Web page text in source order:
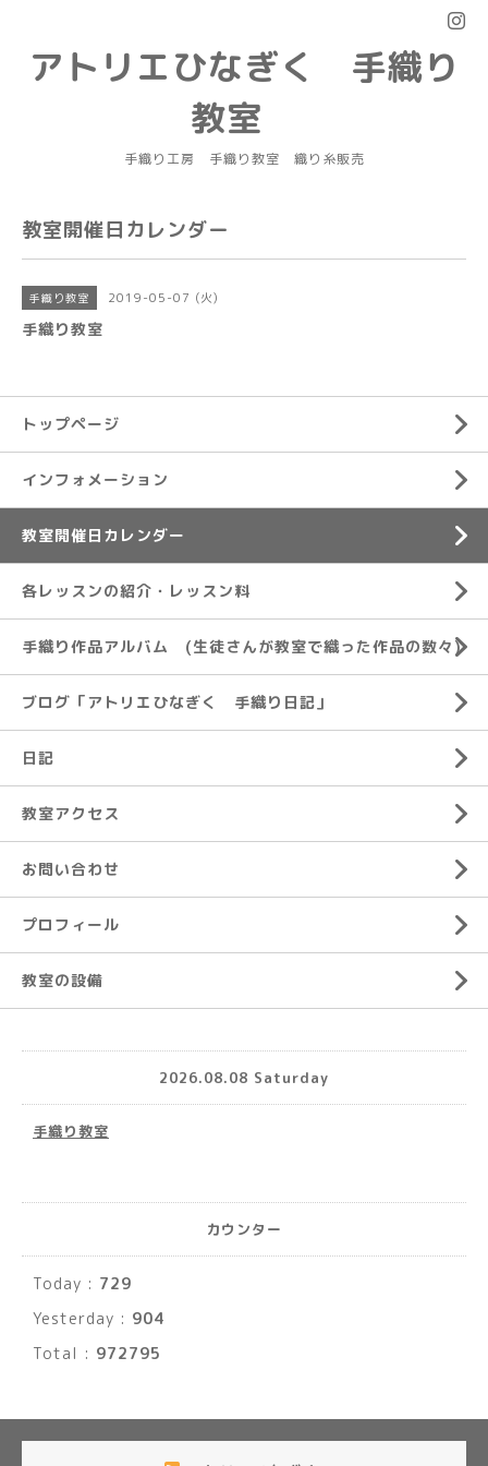
アトリエひなぎく 手織り
教室
手織り工房 手織り教室 織り糸販売
教室開催日カレンダー
手織り教室 2019-05-07 (火)
手織り教室
トップページ
インフォメーション
教室開催日カレンダー
各レッスンの紹介・レッスン料
手織り作品アルバム (生徒さんが教室で織った作品の数々)
ブログ「アトリエひなぎく 手織り日記」
日記
教室アクセス
お問い合わせ
プロフィール
教室の設備
2026.08.08 Saturday
手織り教室
カウンター
Today : 729
Yesterday : 904
Total : 972795